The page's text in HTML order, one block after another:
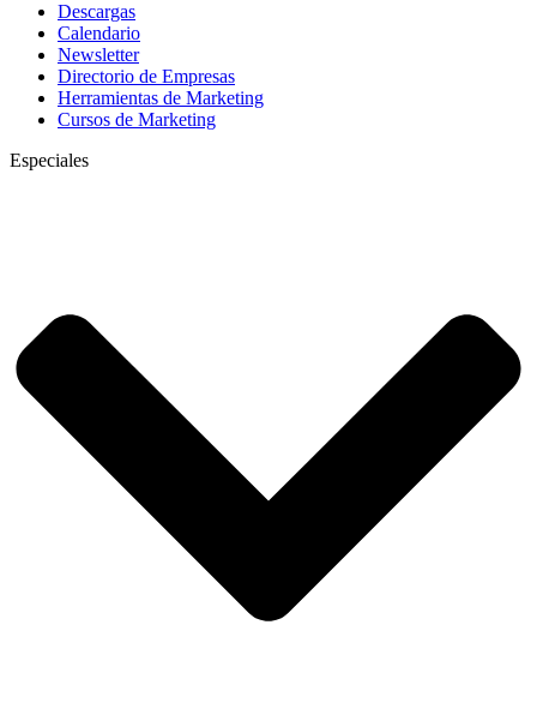
Descargas
Calendario
Newsletter
Directorio de Empresas
Herramientas de Marketing
Cursos de Marketing
Especiales